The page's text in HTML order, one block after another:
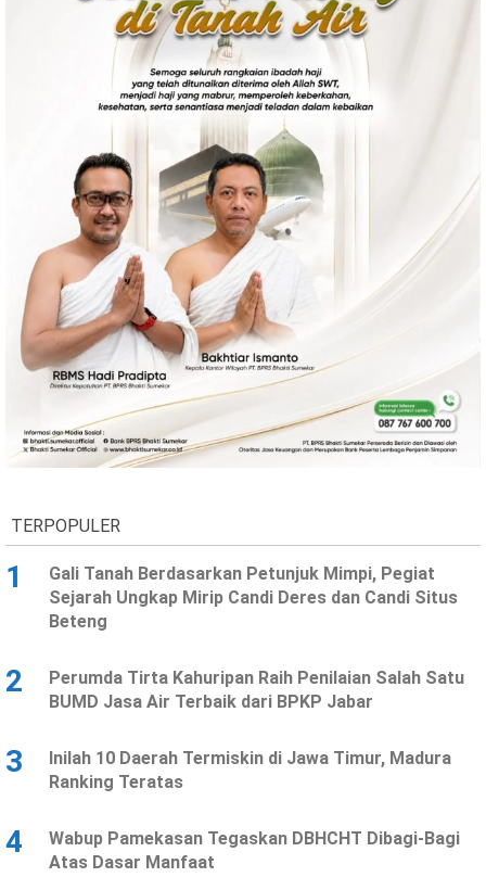
TERPOPULER
1
Gali Tanah Berdasarkan Petunjuk Mimpi, Pegiat
Sejarah Ungkap Mirip Candi Deres dan Candi Situs
Beteng
2
Perumda Tirta Kahuripan Raih Penilaian Salah Satu
BUMD Jasa Air Terbaik dari BPKP Jabar
3
Inilah 10 Daerah Termiskin di Jawa Timur, Madura
Ranking Teratas
4
Wabup Pamekasan Tegaskan DBHCHT Dibagi-Bagi
Atas Dasar Manfaat